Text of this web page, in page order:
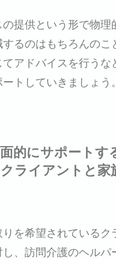
提供という形で物理
るのはもちろんのこ
アドバイスを行うな
トしていきましょう。
的にサポートす
ライアントと家
を希望されているク
、訪問介護のヘルパ